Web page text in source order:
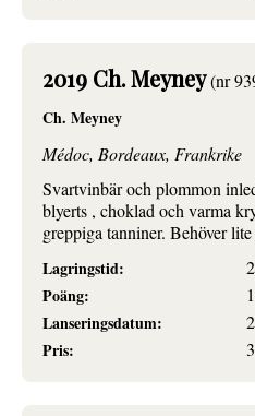
2019 Ch. Meyney(nr
Ch. Meyney
Médoc, Bordeaux, Frankrike
Svartvinbär och plommon
blyerts , choklad och varma
greppiga tanniner. Behöver
Lagringstid:
Poäng:
Lanseringsdatum:
Pris: